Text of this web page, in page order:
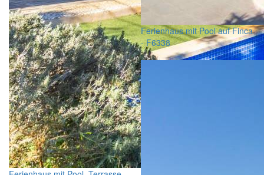
Ferienhaus mit Pool auf Finca
- F6338